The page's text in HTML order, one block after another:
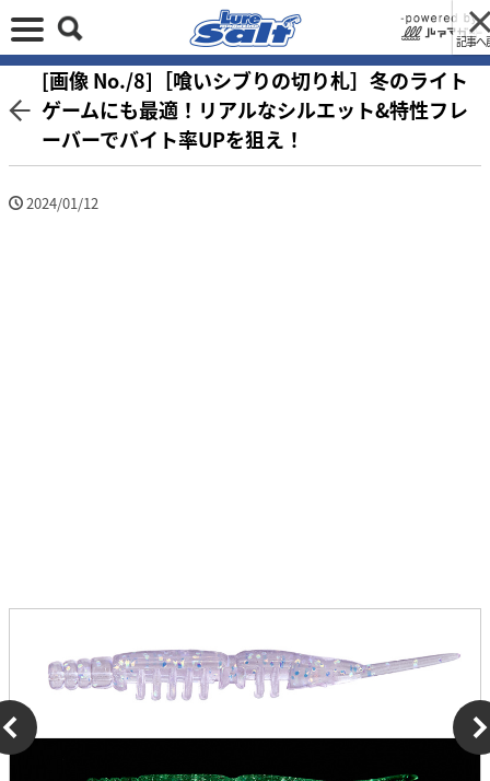
記事へ
[画像 No./8]［喰いシブりの切り札］冬のライト
ゲームにも最適！リアルなシルエット&特性フレ
ーバーでバイト率UPを狙え！
2024/01/12